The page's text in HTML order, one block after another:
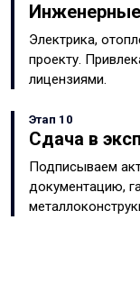
Электрика,
проекту.
лицензиями.
Этап 10
Сдача в
Подписываем
документацию,